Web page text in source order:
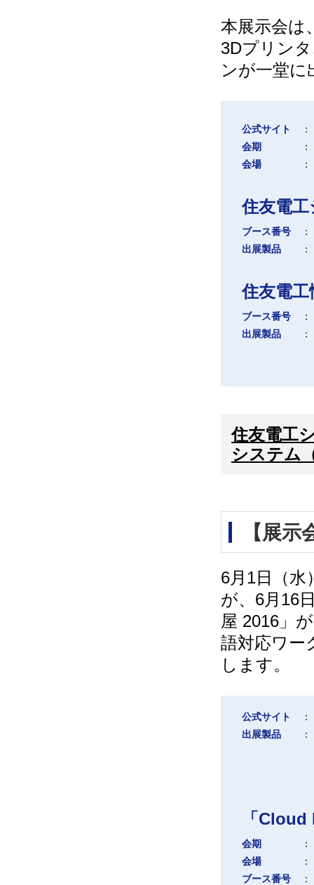
本展示会は
3Dプリン
ンが一堂に
公式サイト
：
会期
：
会場
：
住友電
ブース番号
：
出展製品
：
住友電
ブース番号
：
出展製品
：
住友電工
システム
【展
6月1日（水
が、6月16
屋 2016」
語対応ワー
します。
公式サイト
：
出展製品
：
「
会期
：
会場
：
ブース番号
：